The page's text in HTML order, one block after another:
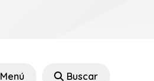
Menú Buscar